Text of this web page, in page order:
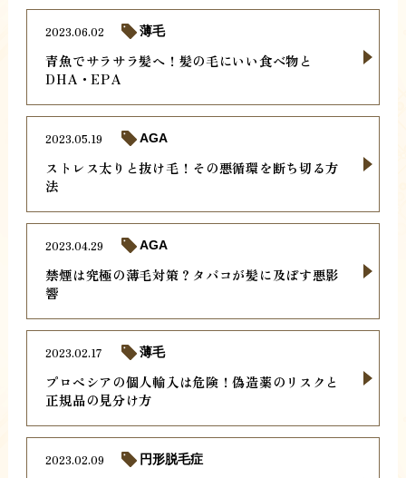
青魚でサラサラ髪へ！髪の毛にいい食べ物と
DHA・EPA
2023.06.02 薄毛
ストレス太りと抜け毛！その悪循環を断ち切る方
法
2023.05.19 AGA
禁煙は究極の薄毛対策？タバコが髪に及ぼす悪影
響
2023.04.29 AGA
プロペシアの個人輸入は危険！偽造薬のリスクと
正規品の見分け方
2023.02.17 薄毛
2023.02.09 円形脱毛症